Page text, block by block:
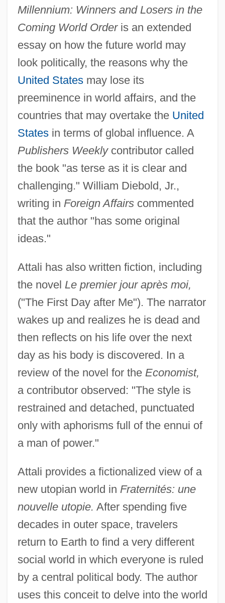
Millennium: Winners and Losers in the
Coming World Orderis an extended
essay on how the future world may
look politically, the reasons why the
United Statesmay lose its
preeminence in world affairs, and the
countries that may overtake the United
Statesin terms of global influence. A
Publishers Weeklycontributor called
the book "as terse as it is clear and
challenging." William Diebold, Jr.,
writing in Foreign Affairscommented
that the author "has some original
ideas."
Attali has also written fiction, including
the novel Le premier jour après moi,
("The First Day after Me"). The narrator
wakes up and realizes he is dead and
then reflects on his life over the next
day as his body is discovered. In a
review of the novel for the Economist,
a contributor observed: "The style is
restrained and detached, punctuated
only with aphorisms full of the ennui of
a man of power."
Attali provides a fictionalized view of a
new utopian world in Fraternités: une
nouvelle utopie. After spending five
decades in outer space, travelers
return to Earth to find a very different
social world in which everyone is ruled
by a central political body. The author
uses this conceit to delve into the world